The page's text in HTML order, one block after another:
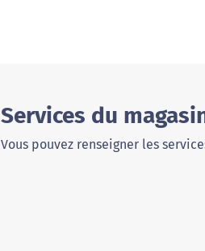
Services du
Vous pouvez renseigner les